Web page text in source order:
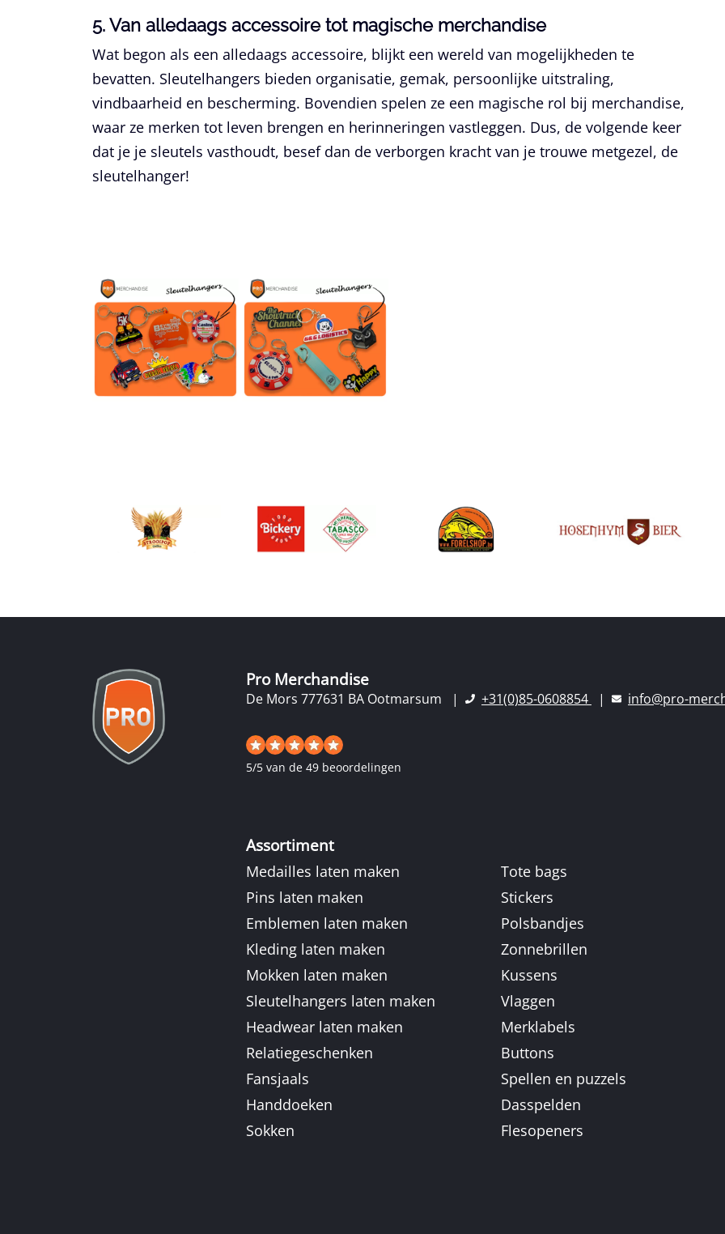
5. Van alledaags accessoire tot magische merchandise
Wat begon als een alledaags accessoire, blijkt een wereld van mogelijkheden te
bevatten. Sleutelhangers bieden organisatie, gemak, persoonlijke uitstraling,
vindbaarheid en bescherming. Bovendien spelen ze een magische rol bij merchandise,
waar ze merken tot leven brengen en herinneringen vastleggen. Dus, de volgende keer
dat je je sleutels vasthoudt, besef dan de verborgen kracht van je trouwe metgezel, de
sleutelhanger!
Pro Merchandise
De Mors 777631 BA Ootmarsum +31(0)85-0608854 info@pro-
5/5 van de 49 beoordelingen
Assortiment
Medailles laten maken
Pins laten maken
Emblemen laten maken
Kleding laten maken
Mokken laten maken
Sleutelhangers laten maken
Headwear laten maken
Relatiegeschenken
Fansjaals
Handdoeken
Sokken
Tote bags
Stickers
Polsbandjes
Zonnebrillen
Kussens
Vlaggen
Merklabels
Buttons
Spellen en puzzels
Dasspelden
Flesopeners